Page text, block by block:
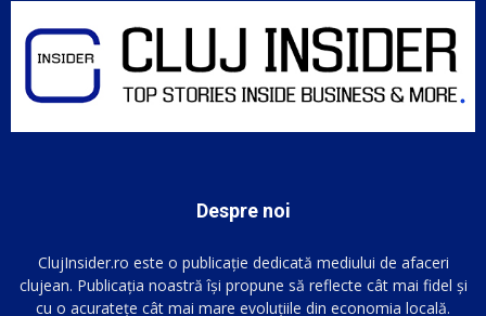
Despre noi
ClujInsider.ro este o publicație dedicată mediului de afaceri
clujean. Publicația noastră își propune să reflecte cât mai fidel și
cu o acuratețe cât mai mare evoluțiile din economia locală.